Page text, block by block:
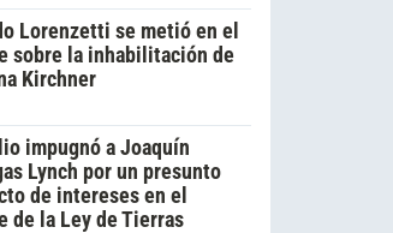
Lorenzetti se metió en el
sobre la inhabilitación de
Kirchner
impugnó a Joaquín
Lynch por un presunto
de intereses en el
de la Ley de Tierras